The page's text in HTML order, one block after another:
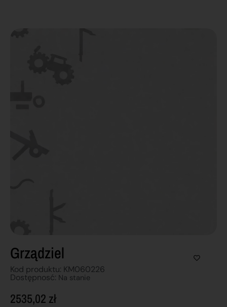
Grządziel
Kod produktu: KM060226
Dostępnosć: Na stanie
2535,02 zł